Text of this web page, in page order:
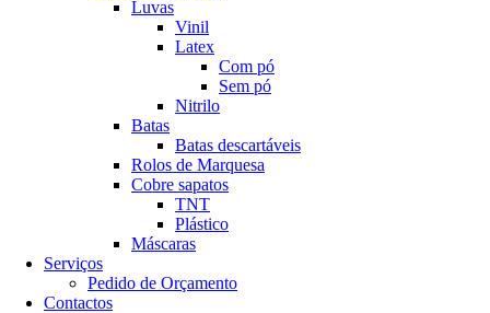
Luvas
Vinil
Latex
Com pó
Sem pó
Nitrilo
Batas
Batas descartáveis
Rolos de Marquesa
Cobre sapatos
TNT
Plástico
Máscaras
Serviços
Pedido de Orçamento
Contactos